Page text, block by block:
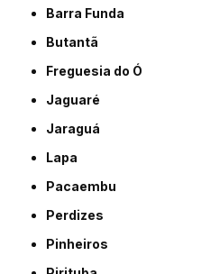
Barra Funda
Butantã
Freguesia do Ó
Jaguaré
Jaraguá
Lapa
Pacaembu
Perdizes
Pinheiros